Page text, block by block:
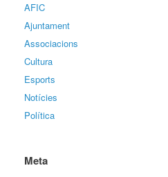
AFIC
Ajuntament
Associacions
Cultura
Esports
Notícies
Política
Meta